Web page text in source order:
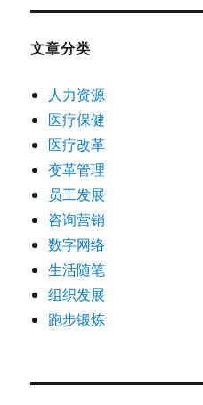
文章分类
人力资源
医疗保健
医疗改革
变革管理
员工发展
咨询营销
数字网络
生活随笔
组织发展
跑步锻炼